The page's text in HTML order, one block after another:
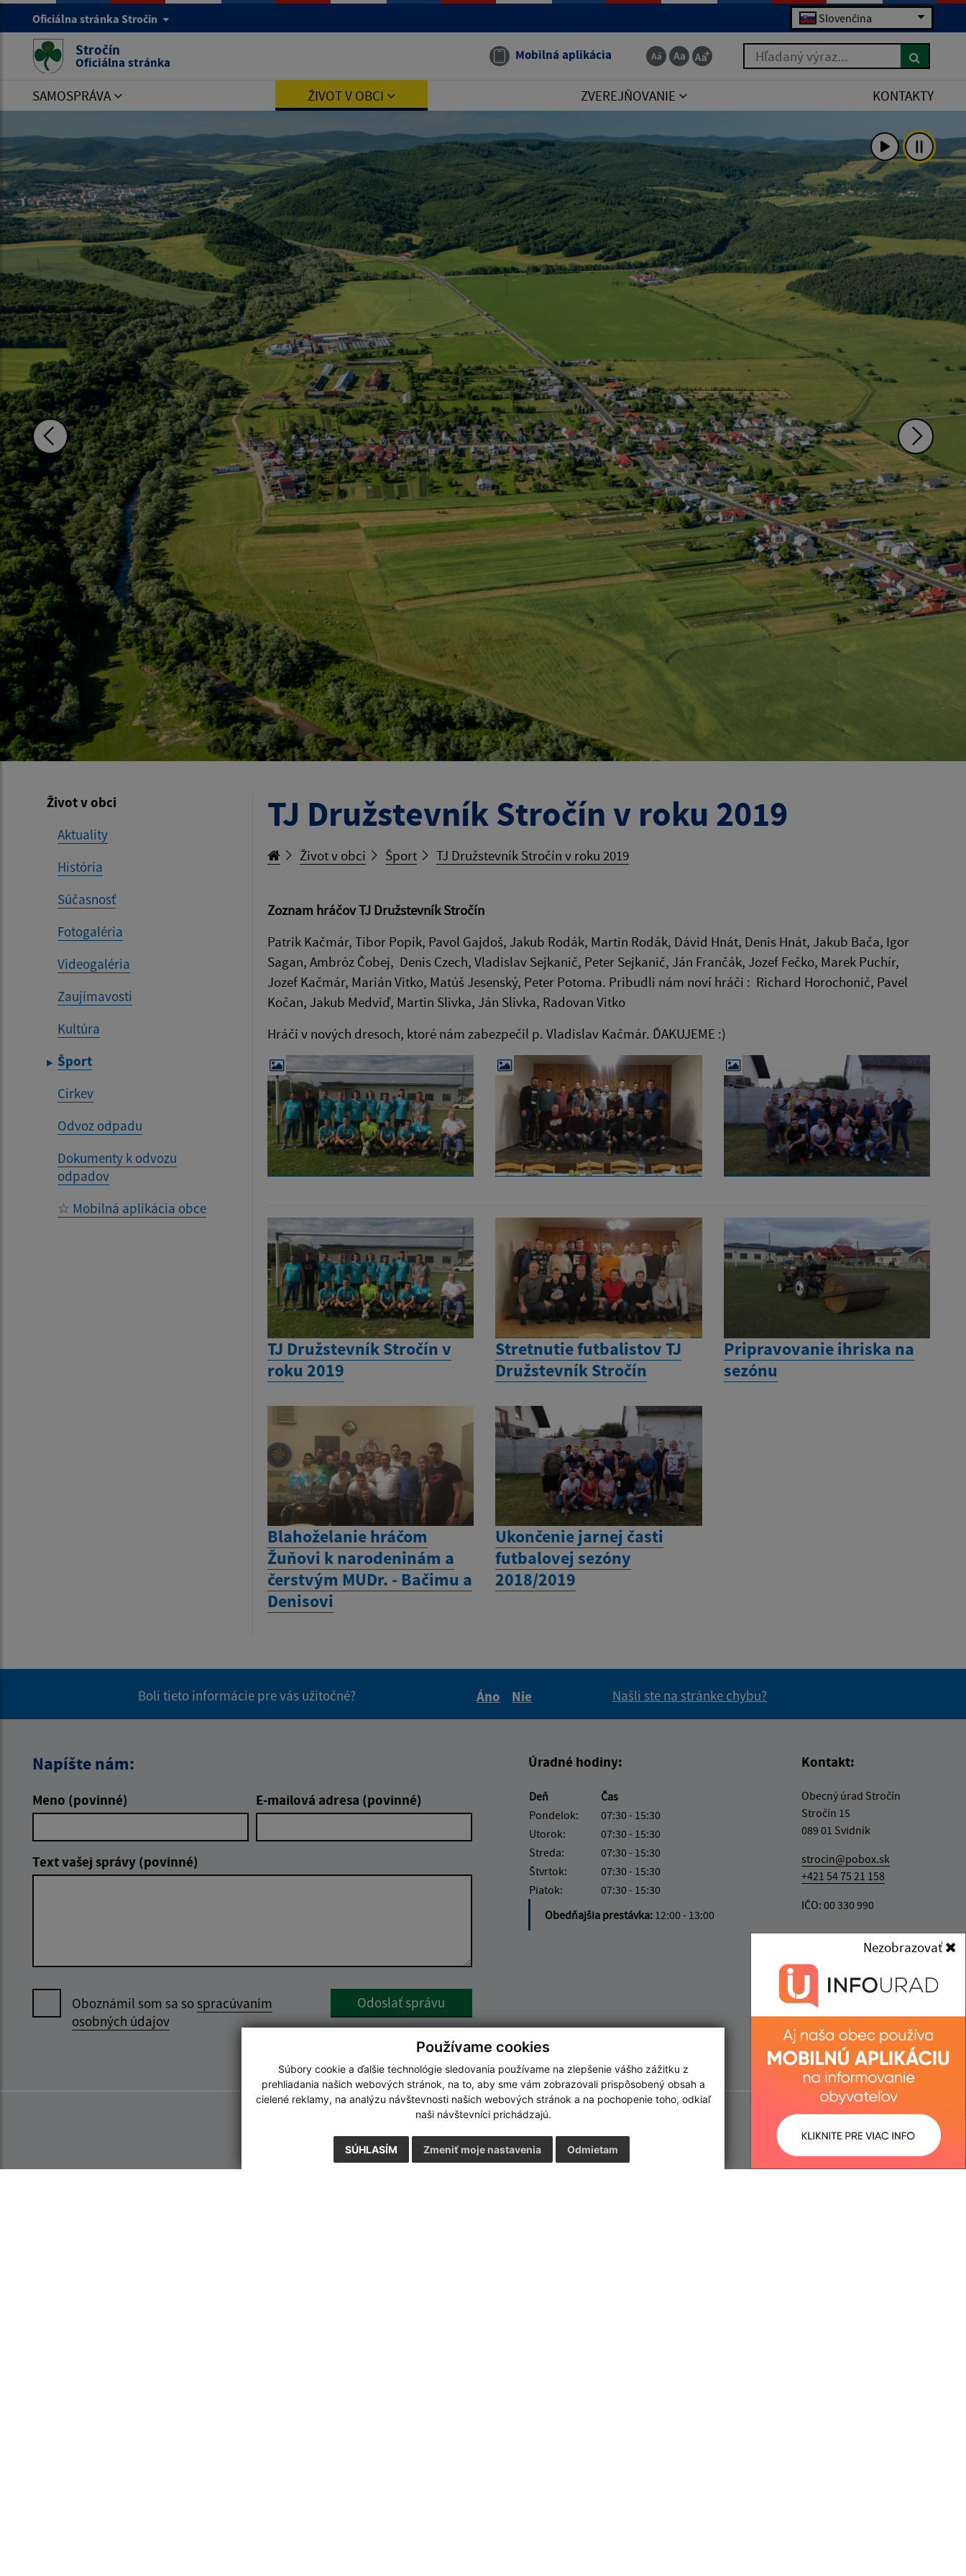
Používame cookies
Súbory cookie a ďalšie technológie sledovania používame na zlepšenie vášho zážitku z
prehliadania našich webových stránok, na to, aby sme vám zobrazovali prispôsobený obsah a
cielené reklamy, na analýzu návštevnosti našich webových stránok a na pochopenie toho, odkiaľ
naši návštevníci prichádzajú.
SÚHLASÍM Odmietam
Zmeniť moje nastavenia
Nezobrazovať
Oficiálna stránka Stročín Slovenčina
Stročín
Oficiálna stránka Mobilná aplikácia Hľadaný výraz...
SAMOSPRÁVA ŽIVOT V OBCI ZVEREJŇOVANIE KONTAKTY
Život v obci
Aktuality
História
Súčasnosť
Fotogaléria
Videogaléria
Zaujímavosti
Kultúra
Šport
Cirkev
Odvoz odpadu
Dokumenty k odvozu
odpadov
☆ Mobilná aplikácia obce
TJ Družstevník Stročín v roku 2019
Život v obci Šport TJ Družstevník Stročín v roku 2019
Zoznam hráčov TJ Družstevník Stročín
Patrik Kačmár, Tibor Popik, Pavol Gajdoš, Jakub Rodák, Martin Rodák, Dávid Hnát, Denis Hnát, Jakub Bača, Igor
Sagan, Ambróz Čobej, Denis Czech, Vladislav Sejkanič, Peter Sejkanič, Ján Frančák, Jozef Fečko, Marek Puchír,
Jozef Kačmár, Marián Vitko, Matúš Jesenský, Peter Potoma. Pribudli nám noví hráči : Richard Horochonič, Pavel
Kočan, Jakub Medviď, Martin Slivka, Ján Slivka, Radovan Vitko
Hráči v nových dresoch, ktoré nám zabezpečil p. Vladislav Kačmár. ĎAKUJEME :)
TJ Družstevník Stročín v
roku 2019
Stretnutie futbalistov TJ
Družstevník Stročín
Pripravovanie ihriska na
sezónu
Blahoželanie hráčom
Žuňovi k narodeninám a
čerstvým MUDr. - Bačimu a
Denisovi
Ukončenie jarnej časti
futbalovej sezóny
2018/2019
Boli tieto informácie pre vás užitočné?
Áno
Nie
Našli ste na stránke chybu?
Napíšte nám:
Meno (povinné) E-mailová adresa (povinné)
Text vašej správy (povinné)
Oboznámil som sa sospracúvaním
osobných údajov
Odoslať správu
Úradné hodiny:
Deň
Čas
Pondelok:
07:30 - 15:30
Utorok:
07:30 - 15:30
Streda:
07:30 - 15:30
Štvrtok:
07:30 - 15:30
Piatok:
07:30 - 15:30
Obedňajšia prestávka: 12:00 - 13:00
Kontakt:
Obecný úrad Stročín
Stročín 15
089 01 Svidník
strocin@pobox.sk
+421 54 75 21 158
IČO: 00 330 990